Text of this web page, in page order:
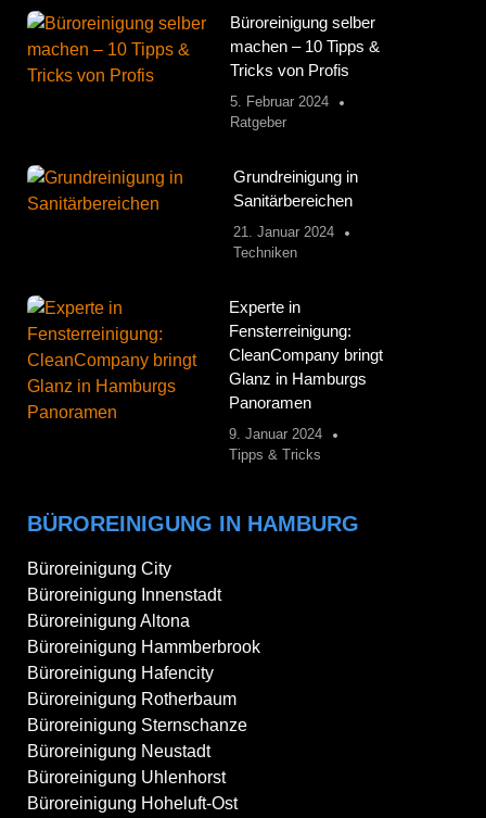
Büroreinigung selber
machen – 10 Tipps &
Tricks von Profis
5. Februar 2024
Ratgeber
Grundreinigung in
Sanitärbereichen
21. Januar 2024
Techniken
Experte in
Fensterreinigung:
CleanCompany bringt
Glanz in Hamburgs
Panoramen
9. Januar 2024
Tipps & Tricks
BÜROREINIGUNG IN HAMBURG
Büroreinigung City
Büroreinigung Innenstadt
Büroreinigung Altona
Büroreinigung Hammberbrook
Büroreinigung Hafencity
Büroreinigung Rotherbaum
Büroreinigung Sternschanze
Büroreinigung Neustadt
Büroreinigung Uhlenhorst
Büroreinigung Hoheluft-Ost